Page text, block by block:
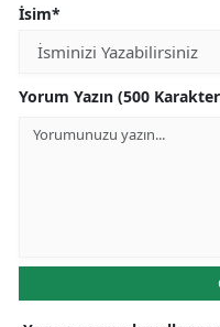
İsim*
Yorum Yazın (500